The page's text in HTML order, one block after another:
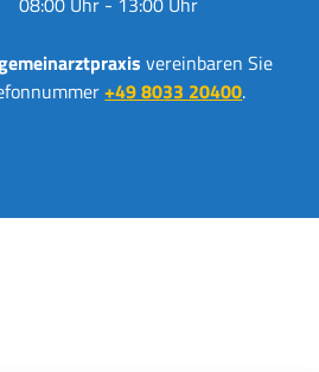
vereinbaren Sie
+49 8033 20400.